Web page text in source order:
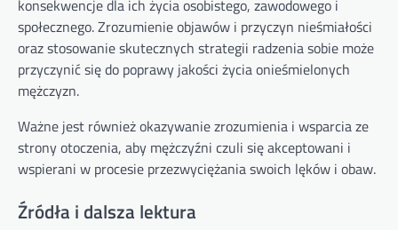
konsekwencje dla ich życia osobistego, zawodowego i
społecznego. Zrozumienie objawów i przyczyn nieśmiałości
oraz stosowanie skutecznych strategii radzenia sobie może
przyczynić się do poprawy jakości życia onieśmielonych
mężczyzn.
Ważne jest również okazywanie zrozumienia i wsparcia ze
strony otoczenia, aby mężczyźni czuli się akceptowani i
wspierani w procesie przezwyciężania swoich lęków i obaw.
Źródła i dalsza lektura